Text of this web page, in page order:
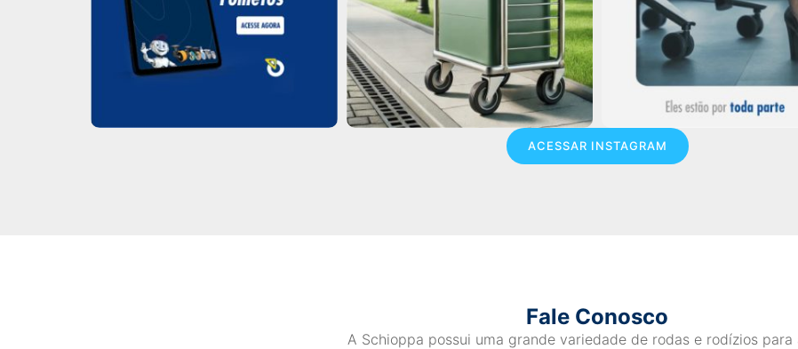
ACESSAR INSTAGRAM
Fale Conosco
A Schioppa possui uma grande variedade de rodas e rodízios para